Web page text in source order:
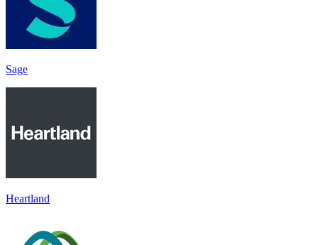
Sage
Heartland